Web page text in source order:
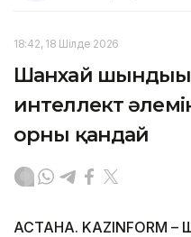
18:42, 18 Шілде 2026
Шанхай
интеллект
орны қандай
АСТАНА. KAZINFORM –